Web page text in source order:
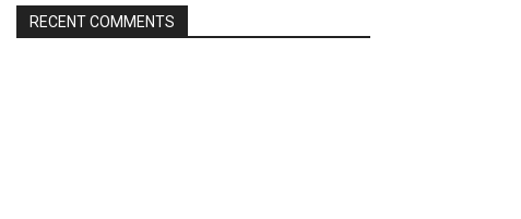
RECENT COMMENTS